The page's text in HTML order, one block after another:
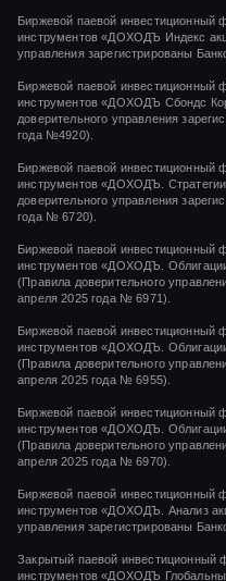
Биржевой паевой
инструментов«ДОХОДЪ Индекс
управления зарегистрированы
Биржевой паевой
инструментов «ДОХОДЪ Сбондс
доверительного управления
года №4920).
Биржевой паевой
инструментов «ДОХОДЪ.
доверительного управления
года № 6720).
Биржевой паевой
инструментов «ДОХОДЪ.
(Правила доверительного
апреля 2025 года № 6971).
Биржевой паевой
инструментов «ДОХОДЪ.
(Правила доверительного
апреля 2025 года № 6955).
Биржевой паевой
инструментов «ДОХОДЪ.
(Правила доверительного
апреля 2025 года № 6970).
Биржевой паевой
инструментов «ДОХОДЪ. Анализ
управления зарегистрированы
Закрытый паевой
инструментов«ДОХОДЪ